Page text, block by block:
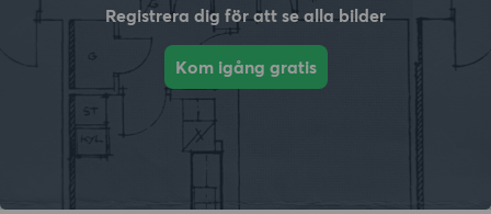
Registrera dig för att se alla bilder
Kom igång gratis